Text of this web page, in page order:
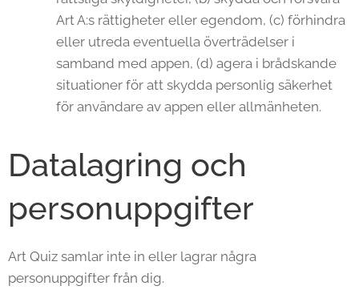
Art A:s rättigheter eller egendom, (c) förhindra
eller utreda eventuella överträdelser i
samband med appen, (d) agera i brådskande
situationer för att skydda personlig säkerhet
för användare av appen eller allmänheten.
Datalagring och
personuppgifter
Art Quiz samlar inte in eller lagrar några
personuppgifter från dig.